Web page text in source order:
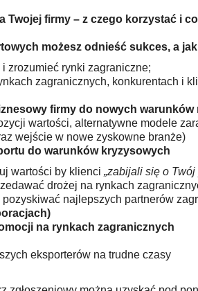
Twojej firmy – z czego korzystać i
możesz odnieść sukces, a
zrozumieć rynki zagraniczne;
zagranicznych, konkurentach i
firmy do nowych warunków
wartości, alternatywne modele
wejście w nowe zyskowne branże)
do warunków kryzysowych
wartości by klienci „zabijali się o Twój
drożej na rynkach
pozyskiwać najlepszych partnerów
na rynkach zagranicznych
eksporterów na trudne czasy